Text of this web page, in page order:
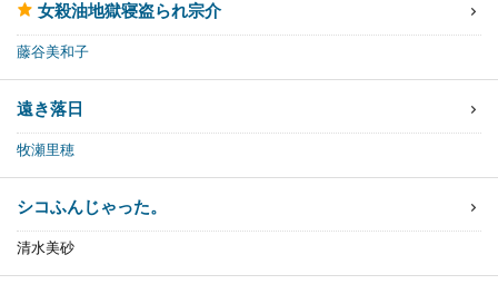
女殺油地獄寝盗られ宗介
藤谷美和子
遠き落日
牧瀬里穂
シコふんじゃった。
清水美砂